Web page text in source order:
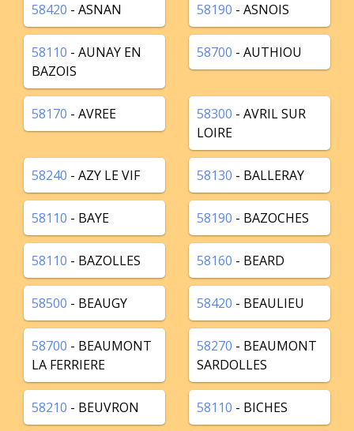
58420 - ASNAN 58190 - ASNOIS
58110 - AUNAY EN
BAZOIS
58700 - AUTHIOU
58170 - AVREE 58300 - AVRIL SUR
LOIRE
58240 - AZY LE VIF 58130 - BALLERAY
58110 - BAYE 58190 - BAZOCHES
58110 - BAZOLLES 58160 - BEARD
58500 - BEAUGY 58420 - BEAULIEU
58700 - BEAUMONT
LA FERRIERE
58270 - BEAUMONT
SARDOLLES
58210 - BEUVRON 58110 - BICHES